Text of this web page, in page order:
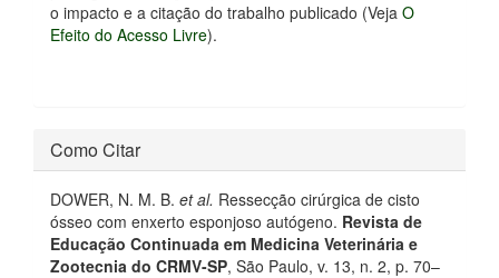
o impacto e a citação do trabalho publicado (Veja O
Efeito do Acesso Livre).
Como Citar
DOWER, N. M. B. et al. Ressecção cirúrgica de cisto
ósseo com enxerto esponjoso autógeno. Revista de
Educação Continuada em Medicina Veterinária e
Zootecnia do CRMV-SP, São Paulo, v. 13, n. 2, p. 70–